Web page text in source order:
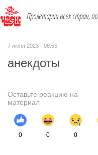
Пролетарии всех стран,
7 июня 2023 - 08:55
анекдоты
Оставьте реакцию на
материал
0 0 0